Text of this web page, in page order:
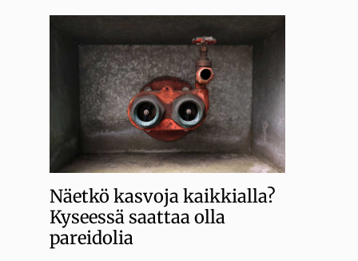
Näetkö kasvoja kaikkialla?
Kyseessä saattaa olla
pareidolia